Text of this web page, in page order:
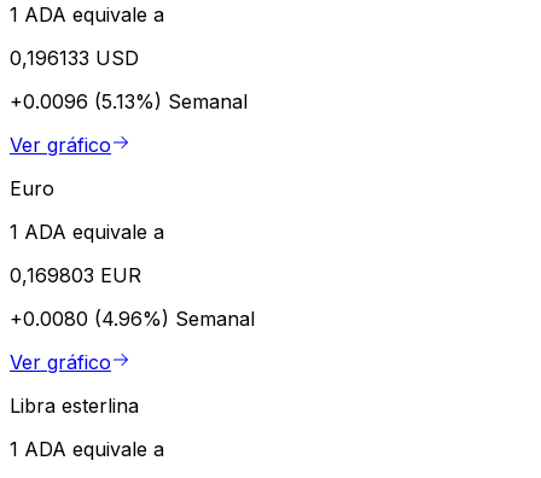
1 ADA equivale a
0,196133 USD
+0.0096 (5.13%) Semanal
Ver gráfico
Euro
1 ADA equivale a
0,169803 EUR
+0.0080 (4.96%) Semanal
Ver gráfico
Libra esterlina
1 ADA equivale a